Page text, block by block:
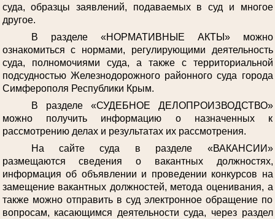
суда, образцы заявлений, подаваемых в суд и многое
другое.
В разделе «НОРМАТИВНЫЕ АКТЫ» можно
ознакомиться с нормами, регулирующими деятельность
суда, полномочиями суда, а также с территориальной
подсудностью Железнодорожного районного суда города
Симферополя Республики Крым.
В разделе «СУДЕБНОЕ ДЕЛОПРОИЗВОДСТВО»
можно получить информацию о назначенных к
рассмотрению делах и результатах их рассмотрения.
На сайте суда в разделе «ВАКАНСИИ»
размещаются сведения о вакантных должностях,
информация об объявлении и проведении конкурсов на
замещение вакантных должностей, метода оценивания, а
также можно отправить в суд электронное обращение по
вопросам, касающимся деятельности суда, через раздел